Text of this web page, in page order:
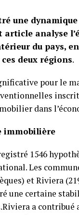
une
analyse
du pays,
deux régions.
pour le
dans
immobilière
1546
Les
et Riviera
une certaine
a contribué